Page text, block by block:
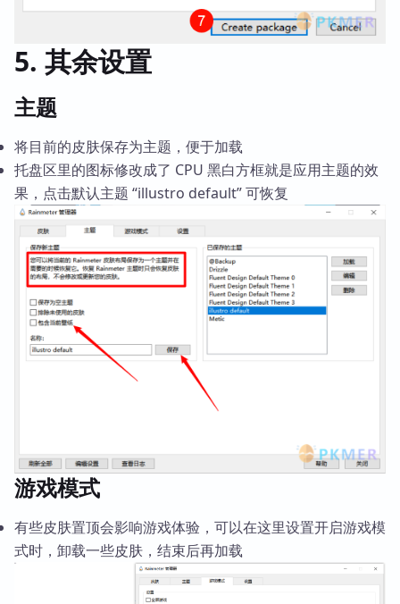
5. 其余设置
主题
将目前的皮肤保存为主题，便于加载
托盘区里的图标修改成了 CPU 黑白方框就是应用主题的效
果，点击默认主题 “illustro default” 可恢复
游戏模式
有些皮肤置顶会影响游戏体验，可以在这里设置开启游戏模
式时，卸载一些皮肤，结束后再加载